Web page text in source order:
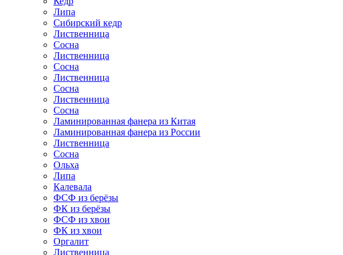
Липа
Сибирский кедр
Лиственница
Сосна
Лиственница
Сосна
Лиственница
Сосна
Лиственница
Сосна
Ламинированная фанера из Китая
Ламинированная фанера из России
Лиственница
Сосна
Ольха
Липа
Калевала
ФСФ из берёзы
ФК из берёзы
ФСФ из хвои
ФК из хвои
Оргалит
Лиственница